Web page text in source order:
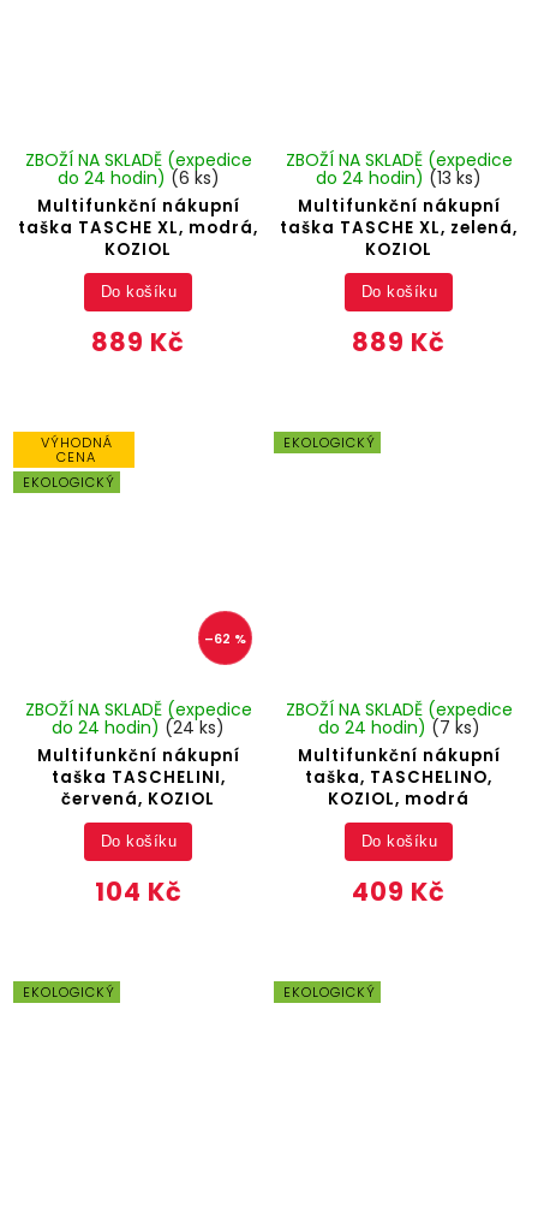
Multifunkční nákupní
taška TASCHE XL, modrá,
KOZIOL
ZBOŽÍ NA SKLADĚ (expedice
do 24 hodin) (6 ks)
889 Kč
Do košíku
Multifunkční nákupní
taška TASCHE XL, zelená,
KOZIOL
ZBOŽÍ NA SKLADĚ (expedice
do 24 hodin) (13 ks)
889 Kč
Do košíku
VÝHODNÁ
CENA
EKOLOGICKÝ
–62 %
Multifunkční nákupní
taška TASCHELINI,
červená, KOZIOL
ZBOŽÍ NA SKLADĚ (expedice
do 24 hodin) (24 ks)
104 Kč
Do košíku
EKOLOGICKÝ
Multifunkční nákupní
taška, TASCHELINO,
KOZIOL, modrá
ZBOŽÍ NA SKLADĚ (expedice
do 24 hodin) (7 ks)
409 Kč
Do košíku
EKOLOGICKÝ EKOLOGICKÝ